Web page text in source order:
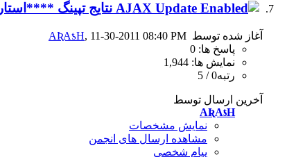
نتایج تپینگ ****استار 32 نوامبر
آغاز شده توسط AƦAƾH, 11-30-2011 08:40 PM
پاسخ ها: 0
نمایش ها: 1,944
رتبه0 / 5
آخرین ارسال توسط
AƦAƾH
نمایش مشخصات
مشاهده ارسال های انجمن
پیام شخصی